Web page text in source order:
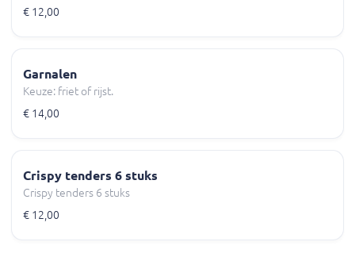
€ 12,00
Garnalen
Keuze: friet of rijst.
€ 14,00
Crispy tenders 6 stuks
Crispy tenders 6 stuks
€ 12,00